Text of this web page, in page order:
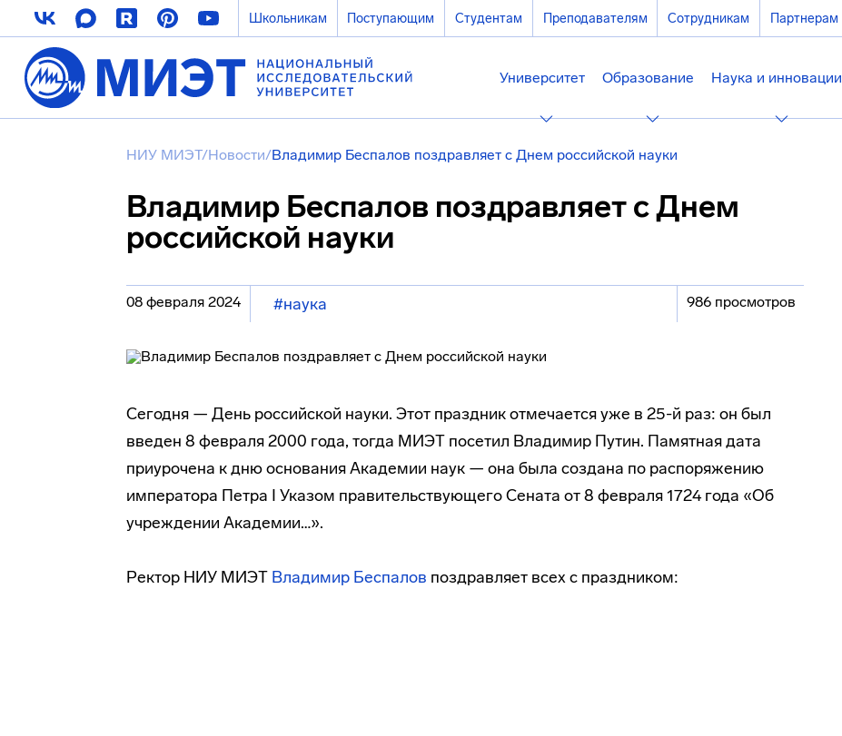
Школьникам Поступающим Студентам Преподавателям Сотрудникам Партнерам
Университет Образование Наука и инновации
НИУ МИЭТ/Новости/Владимир Беспалов поздравляет с Днем российской науки
Владимир Беспалов поздравляет с Днем
российской науки
08 февраля 2024 #наука 986 просмотров
Сегодня — День российской науки. Этот праздник отмечается уже в 25-й раз: он был
введен 8 февраля 2000 года, тогда МИЭТ посетил Владимир Путин. Памятная дата
приурочена к дню основания Академии наук — она была создана по распоряжению
императора Петра I Указом правительствующего Сената от 8 февраля 1724 года «Об
учреждении Академии…».
Ректор НИУ МИЭТ Владимир Беспалов поздравляет всех с праздником: